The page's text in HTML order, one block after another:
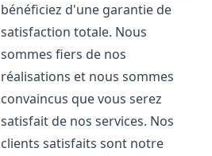
bénéficiez d'une garantie de
satisfaction totale. Nous
sommes fiers de nos
réalisations et nous sommes
convaincus que vous serez
satisfait de nos services. Nos
clients satisfaits sont notre